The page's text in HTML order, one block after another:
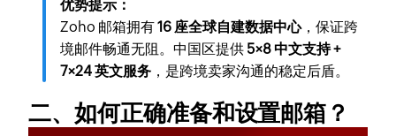
优势提示：
Zoho 邮箱拥有16 座全球自建数据中心，保证跨
境邮件畅通无阻。中国区提供 5×8 中文支持 +
7×24 英文服务 ，是跨境卖家沟通的稳定后盾。
二、如何正确准备和设置邮箱？